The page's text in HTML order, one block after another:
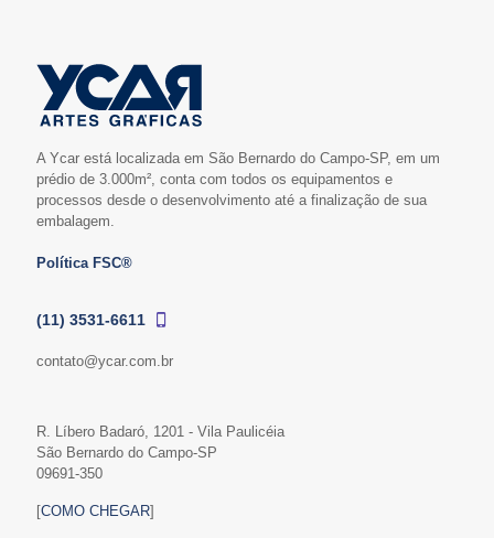
A Ycar está localizada em São Bernardo do Campo-SP, em um
prédio de 3.000m², conta com todos os equipamentos e
processos desde o desenvolvimento até a finalização de sua
embalagem.
Política FSC®
(11) 3531-6611
contato@ycar.com.br
R. Líbero Badaró, 1201 - Vila Paulicéia
São Bernardo do Campo-SP
09691-350
[COMO CHEGAR]